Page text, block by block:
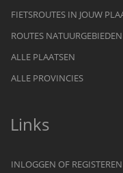
FIETSROUTES IN JOUW
ROUTES NATUURGEBIEDEN
ALLE PLAATSEN
ALLE PROVINCIES
Links
INLOGGEN OF REGISTEREN